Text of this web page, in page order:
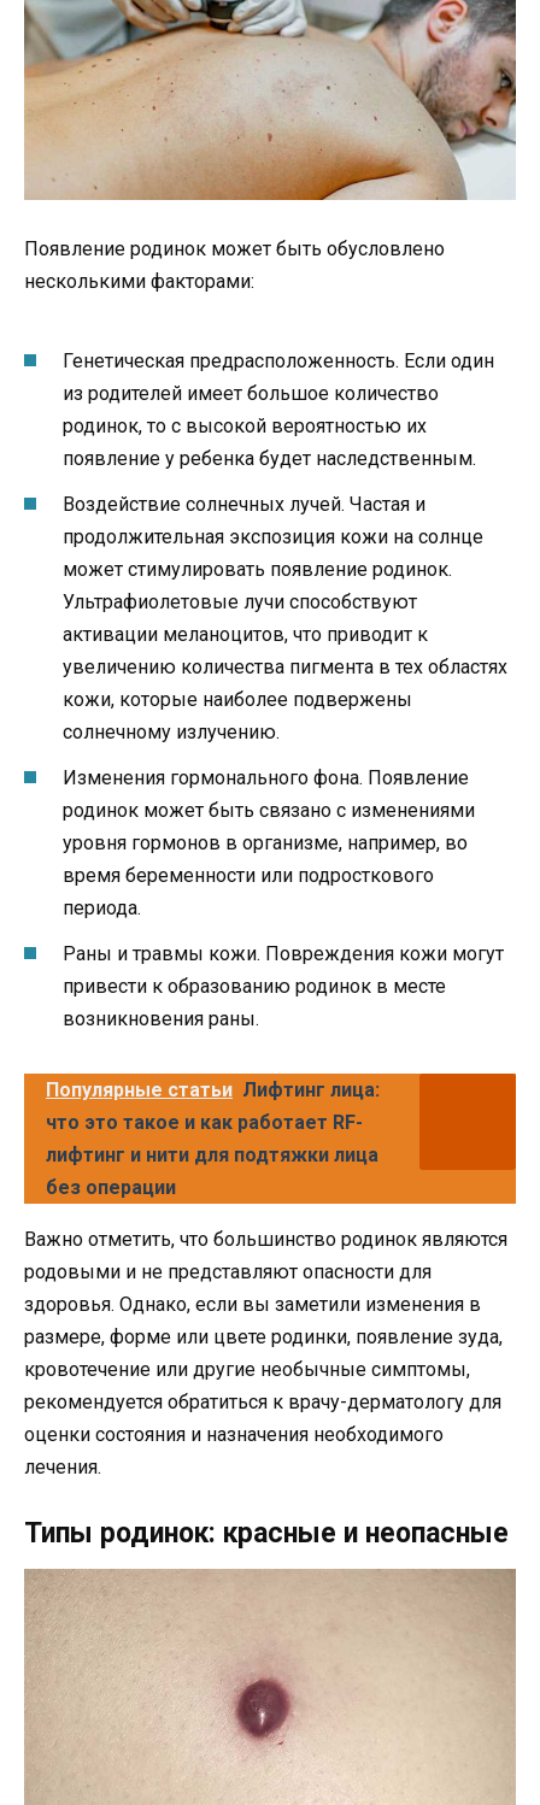
Появление родинок может быть обусловлено
несколькими факторами:
Генетическая предрасположенность. Если один
из родителей имеет большое количество
родинок, то с высокой вероятностью их
появление у ребенка будет наследственным.
Воздействие солнечных лучей. Частая и
продолжительная экспозиция кожи на солнце
может стимулировать появление родинок.
Ультрафиолетовые лучи способствуют
активации меланоцитов, что приводит к
увеличению количества пигмента в тех областях
кожи, которые наиболее подвержены
солнечному излучению.
Изменения гормонального фона. Появление
родинок может быть связано с изменениями
уровня гормонов в организме, например, во
время беременности или подросткового
периода.
Раны и травмы кожи. Повреждения кожи могут
привести к образованию родинок в месте
возникновения раны.
Популярные статьи Лифтинг лица:
что это такое и как работает RF-
лифтинг и нити для подтяжки лица
без операции
Важно отметить, что большинство родинок являются
родовыми и не представляют опасности для
здоровья. Однако, если вы заметили изменения в
размере, форме или цвете родинки, появление зуда,
кровотечение или другие необычные симптомы,
рекомендуется обратиться к врачу-дерматологу для
оценки состояния и назначения необходимого
лечения.
Типы родинок: красные и неопасные